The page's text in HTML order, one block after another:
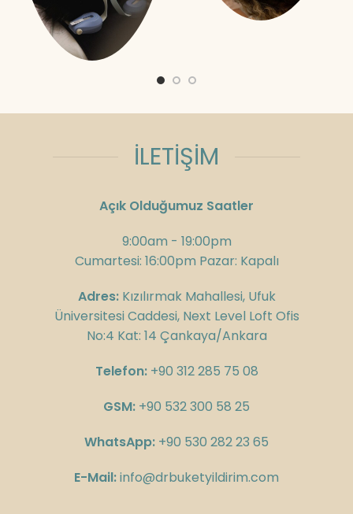
İLETİŞİM
Açık Olduğumuz Saatler
9:00am - 19:00pm
Cumartesi: 16:00pm Pazar: Kapalı
Adres:Kızılırmak Mahallesi, Ufuk
Üniversitesi Caddesi, Next Level Loft Ofis
No:4 Kat: 14 Çankaya/Ankara
Telefon: +90 312 285 75 08
GSM: +90 532 300 58 25
WhatsApp: +90 530 282 23 65
E-Mail:info@drbuketyildirim.com